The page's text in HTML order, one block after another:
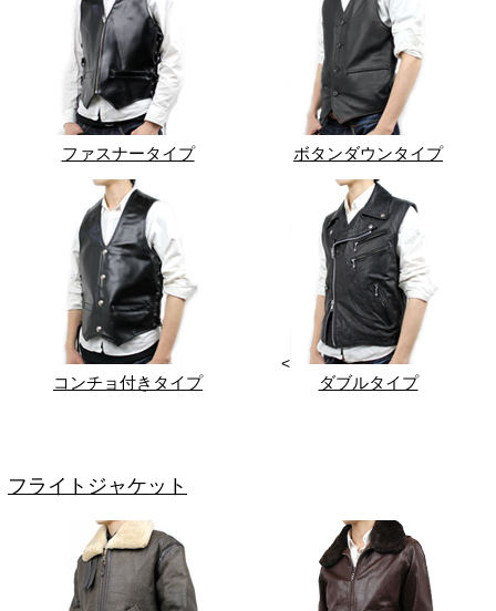
ファスナータイプ ボタンダウンタイプ
コンチョ付きタイプ
<
ダブルタイプ
フライトジャケット